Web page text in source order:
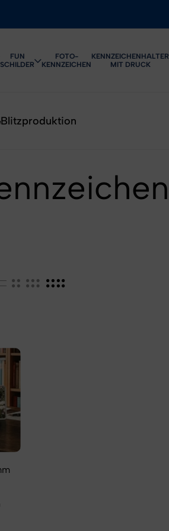
FUN
SCHILDER
FOTO-
KENNZEICHEN
KENNZEICHENHALTER
MIT DRUCK
Blitzproduktion